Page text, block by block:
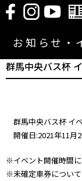
お知らせ・
群馬中央バス杯
群馬中央バス杯 イ
開催日:2021年11月
※イベント開催時間
※未確定車券につい